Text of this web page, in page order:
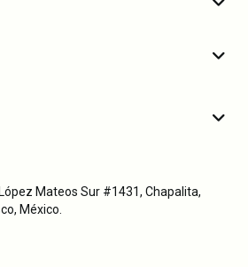
Mateos Sur #1431, Chapalita,
México.